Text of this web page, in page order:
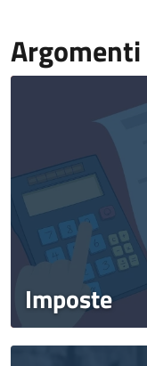
Imposte